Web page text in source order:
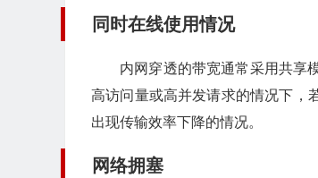
同时在线使用情况
内网穿透的带宽通常采用共享
高访问量或高并发请求的情况下，
出现传输效率下降的情况。
网络拥塞